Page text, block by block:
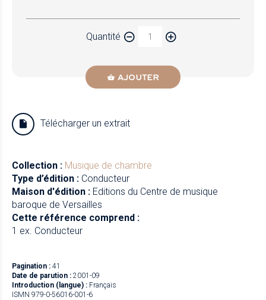
Quantité
AJOUTER
Télécharger un extrait
Collection : Musique de chambre
Type d’édition : Conducteur
Maison d'édition : Editions du Centre de musique
baroque de Versailles
Cette référence comprend :
1 ex. Conducteur
Pagination : 41
Date de parution : 2001-09
Introduction (langue) : Français
ISMN 979-0-56016-001-6